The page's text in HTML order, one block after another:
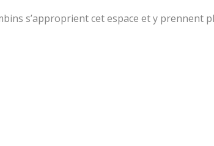
s’approprient cet espace et y prennent